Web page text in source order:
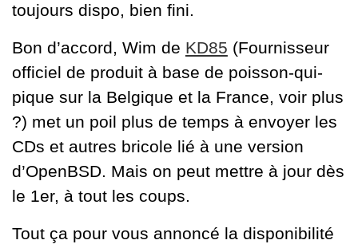
toujours dispo, bien fini.
Bon d’accord, Wim de KD85 (Fournisseur
officiel de produit à base de poisson-qui-
pique sur la Belgique et la France, voir plus
?) met un poil plus de temps à envoyer les
CDs et autres bricole lié à une version
d’OpenBSD. Mais on peut mettre à jour dès
le 1er, à tout les coups.
Tout ça pour vous annoncé la disponibilité